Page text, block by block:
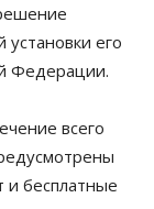
его
Федерации.
всего
и бесплатные